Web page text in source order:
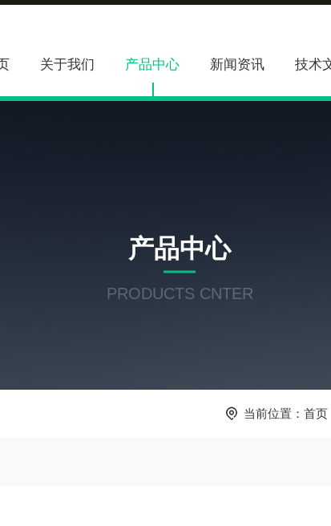
关于我们 产品中心 新闻资讯 技术
产品中心
PRODUCTS CNTER
当前位置： 首页